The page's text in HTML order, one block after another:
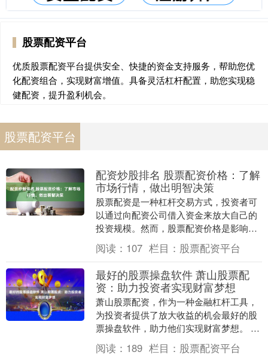
股票配资平台
优质股票配资平台提供安全、快捷的资金支持服务，帮助您优
化配资组合，实现财富增值。具备灵活杠杆配置，助您实现稳
健配资，提升盈利机会。
股票配资平台
配资炒股排名 股票配资价格：了解
市场行情，做出明智决策
股票配资是一种杠杆交易方式，投资者可
以通过向配资公司借入资金来放大自己的
投资规模。然而，股票配资价格是影响投
资者决策的关键因素，需要充分了解市场
行情才能做出明智....
阅读： 107 栏目： 股票配资平台
最好的股票操盘软件 萧山股票配
资：助力投资者实现财富梦想
萧山股票配资，作为一种金融杠杆工具，
为投资者提供了放大收益的机会最好的股
票操盘软件，助力他们实现财富梦想。 *
**放大收益：**通过杠杆作用，投资者可
以放大收....
阅读： 189 栏目： 股票配资平台